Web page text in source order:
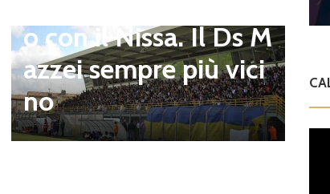
o con il Nissa. Il Ds M
azzei sempre più vici
no
i